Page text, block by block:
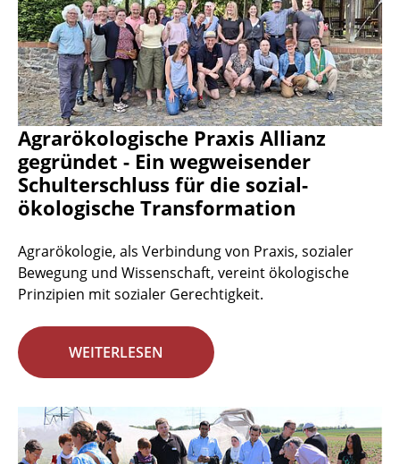
Agrarökologische Praxis Allianz
gegründet - Ein wegweisender
Schulterschluss für die sozial-
ökologische Transformation
Agrarökologie, als Verbindung von Praxis, sozialer
Bewegung und Wissenschaft, vereint ökologische
Prinzipien mit sozialer Gerechtigkeit.
WEITERLESEN